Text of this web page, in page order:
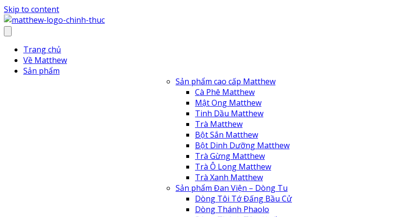
Skip to content
Trang chủ
Về Matthew
Sản phẩm
Sản phẩm cao cấp Matthew
Cà Phê Matthew
Mật Ong Matthew
Tinh Dầu Matthew
Trà Matthew
Bột Sắn Matthew
Bột Dinh Dưỡng Matthew
Trà Gừng Matthew
Trà Ô Long Matthew
Trà Xanh Matthew
Sản phẩm Đan Viện – Dòng Tu
Dòng Tôi Tớ Đấng Bầu Cử
Dòng Thánh Phaolo